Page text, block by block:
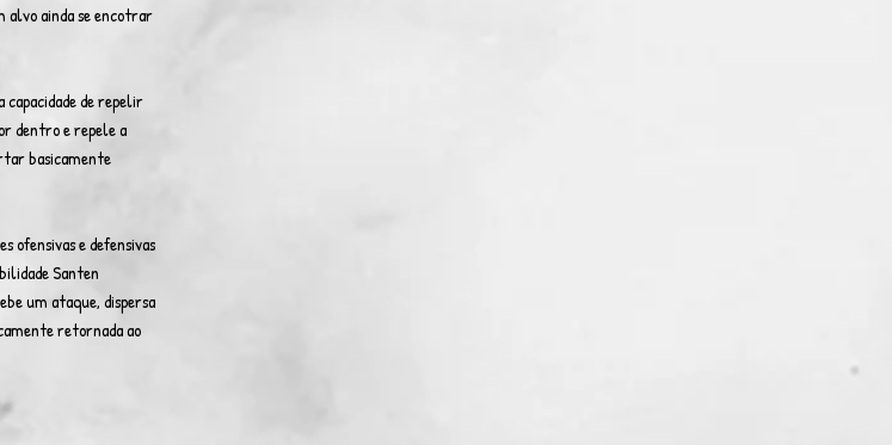
alvo ainda se encotrar
de repelir
dentro e repele a
basicamente
ofensivas e defensivas
Santen
um ataque, dispersa
retornada ao